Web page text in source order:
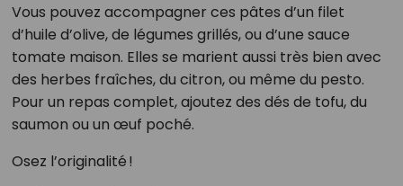
Vous pouvez accompagner ces pâtes d’un filet
d’huile d’olive, de légumes grillés, ou d’une sauce
tomate maison. Elles se marient aussi très bien avec
des herbes fraîches, du citron, ou même du pesto.
Pour un repas complet, ajoutez des dés de tofu, du
saumon ou un œuf poché.
Osez l’originalité !